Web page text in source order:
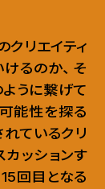
クリエイティ
けるのか、 そ
うに繋げて
能性を探る
ているクリ
ッションす
15回目となる